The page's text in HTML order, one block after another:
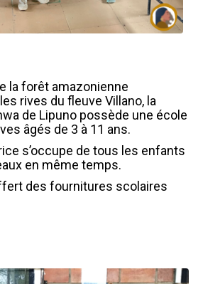
la forêt amazonienne
rives du fleuve Villano, la
de Lipuno possède une école
âgés de 3 à 11 ans.
s’occupe de tous les enfants
en même temps.
des fournitures scolaires